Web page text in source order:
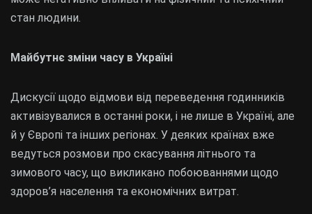
стан людини.
Майбутнє зміни часу в Україні
Дискусії щодо відмови від переведення годинників
активізувалися в останні роки, і не лише в Україні, але
й у Європі та інших регіонах. У деяких країнах вже
ведуться розмови про скасування літнього та
зимового часу, що викликано побоюваннями щодо
здоров’я населення та економічних витрат.